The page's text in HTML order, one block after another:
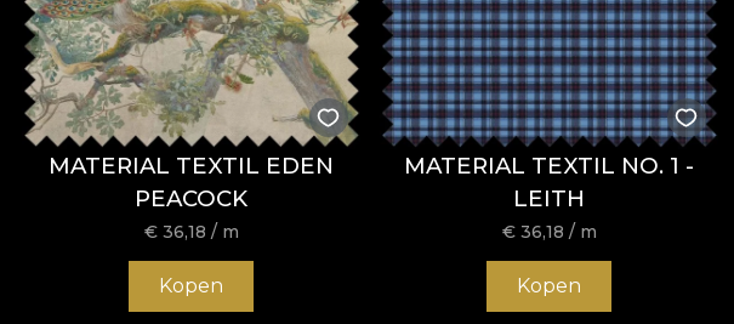
MATERIAL TEXTIL EDEN
PEACOCK
€ 36,18 / m
Kopen
MATERIAL TEXTIL NO. 1 -
LEITH
€ 36,18 / m
Kopen